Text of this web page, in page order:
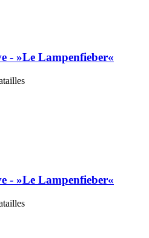
- »Le Lampenfieber«
- »Le Lampenfieber«